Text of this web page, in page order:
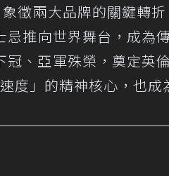
象徵兩大品牌的關鍵轉
忌推向世界舞台，成為
冠、亞軍殊榮，奠定英
度」的精神核心，也成